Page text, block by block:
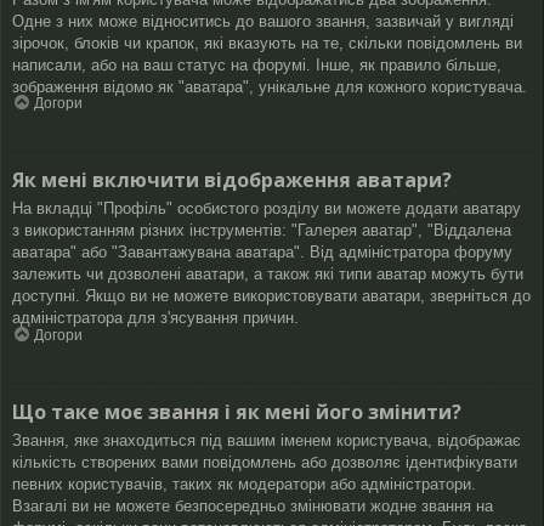
Одне з них може відноситись до вашого звання, зазвичай у вигляді
зірочок, блоків чи крапок, які вказують на те, скільки повідомлень ви
написали, або на ваш статус на форумі. Інше, як правило більше,
зображення відомо як "аватара", унікальне для кожного користувача.
Догори
Як мені включити відображення аватари?
На вкладці "Профіль" особистого розділу ви можете додати аватару
з використанням різних інструментів: "Галерея аватар", "Віддалена
аватара" або "Завантажувана аватара". Від адміністратора форуму
залежить чи дозволені аватари, а також які типи аватар можуть бути
доступні. Якщо ви не можете використовувати аватари, зверніться до
адміністратора для з'ясування причин.
Догори
Що таке моє звання і як мені його змінити?
Звання, яке знаходиться під вашим іменем користувача, відображає
кількість створених вами повідомлень або дозволяє ідентифікувати
певних користувачів, таких як модератори або адміністратори.
Взагалі ви не можете безпосередньо змінювати жодне звання на